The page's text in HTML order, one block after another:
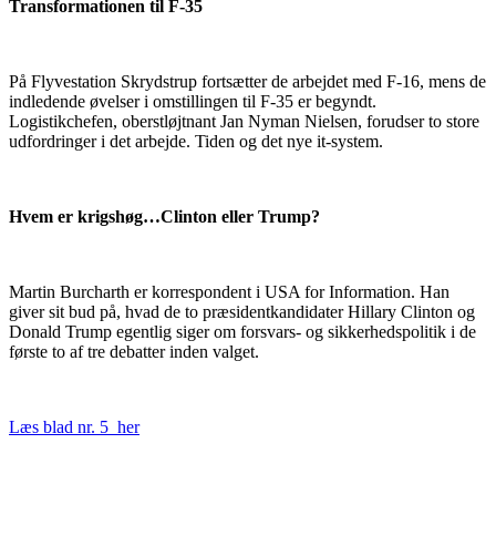
Transformationen til F-35
På Flyvestation Skrydstrup fortsætter de arbejdet med F-16, mens de
indledende øvelser i omstillingen til F-35 er begyndt.
Logistikchefen, oberstløjtnant Jan Nyman Nielsen, forudser to store
udfordringer i det arbejde. Tiden og det nye it-system.
Hvem er krigshøg…Clinton eller Trump?
Martin Burcharth er korrespondent i USA for Information. Han
giver sit bud på, hvad de to præsidentkandidater Hillary Clinton og
Donald Trump egentlig siger om forsvars- og sikkerhedspolitik i de
første to af tre debatter inden valget.
Læs blad nr. 5 her